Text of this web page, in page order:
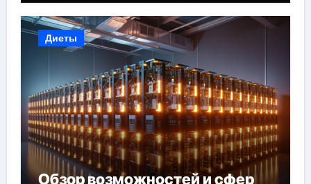
Диеты
Обзор возможностей и сфер